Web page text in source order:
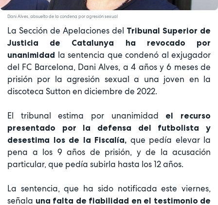
Dani Alves, absuelto de la condena por agresión sexual
La Sección de Apelaciones del Tribunal Superior de
Justicia de Catalunya
ha revocado por
unanimidad la sentencia que condenó al exjugador
del FC Barcelona, Dani Alves, a 4 años y 6 meses de
prisión por la agresión sexual a una joven en la
discoteca Sutton en diciembre de 2022.
El tribunal estima por unanimidad el recurso
presentado por la defensa del futbolista y
desestima los de la Fiscalía, que pedía elevar la
pena a los 9 años de prisión, y de la acusación
particular, que pedía subirla hasta los 12 años.
La sentencia, que ha sido notificada este viernes,
señala una falta de fiabilidad en el testimonio de